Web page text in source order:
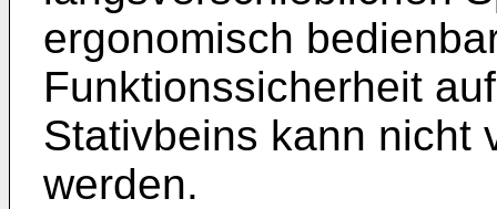
ergonomisch
Funktionssicherheit
Stativbeins kann nicht
werden.